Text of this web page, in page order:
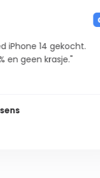
"Goede
hoger